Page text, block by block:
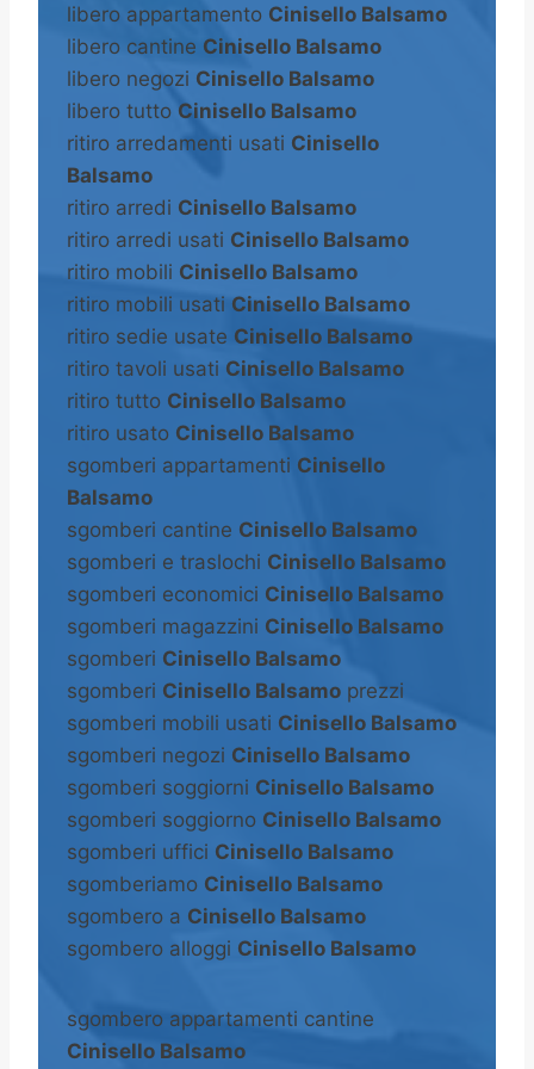
libero appartamento Cinisello Balsamo
libero cantine Cinisello Balsamo
libero negozi Cinisello Balsamo
libero tutto Cinisello Balsamo
ritiro arredamenti usati Cinisello
Balsamo
ritiro arredi Cinisello Balsamo
ritiro arredi usati Cinisello Balsamo
ritiro mobili Cinisello Balsamo
ritiro mobili usati Cinisello Balsamo
ritiro sedie usate Cinisello Balsamo
ritiro tavoli usati Cinisello Balsamo
ritiro tutto Cinisello Balsamo
ritiro usato Cinisello Balsamo
sgomberi appartamenti Cinisello
Balsamo
sgomberi cantine Cinisello Balsamo
sgomberi e traslochi Cinisello Balsamo
sgomberi economici Cinisello Balsamo
sgomberi magazzini Cinisello Balsamo
sgomberi Cinisello Balsamo
sgomberi Cinisello Balsamo prezzi
sgomberi mobili usati Cinisello Balsamo
sgomberi negozi Cinisello Balsamo
sgomberi soggiorni Cinisello Balsamo
sgomberi soggiorno Cinisello Balsamo
sgomberi uffici Cinisello Balsamo
sgomberiamo Cinisello Balsamo
sgombero a Cinisello Balsamo
sgombero alloggi Cinisello Balsamo
sgombero appartamenti cantine
Cinisello Balsamo